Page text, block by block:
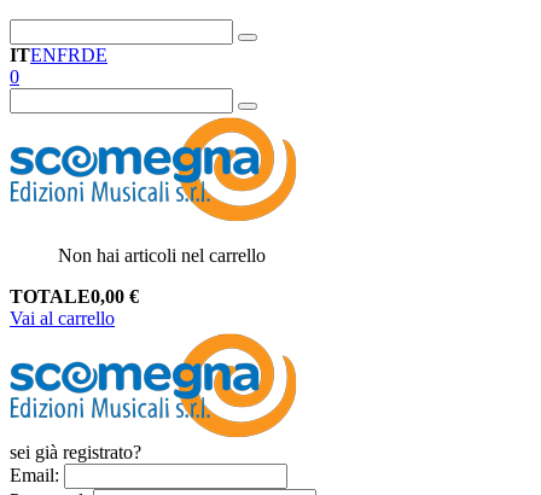
ITENFRDE
0
Non hai articoli nel carrello
TOTALE0,00 €
Vai al carrello
sei già registrato?
Email: